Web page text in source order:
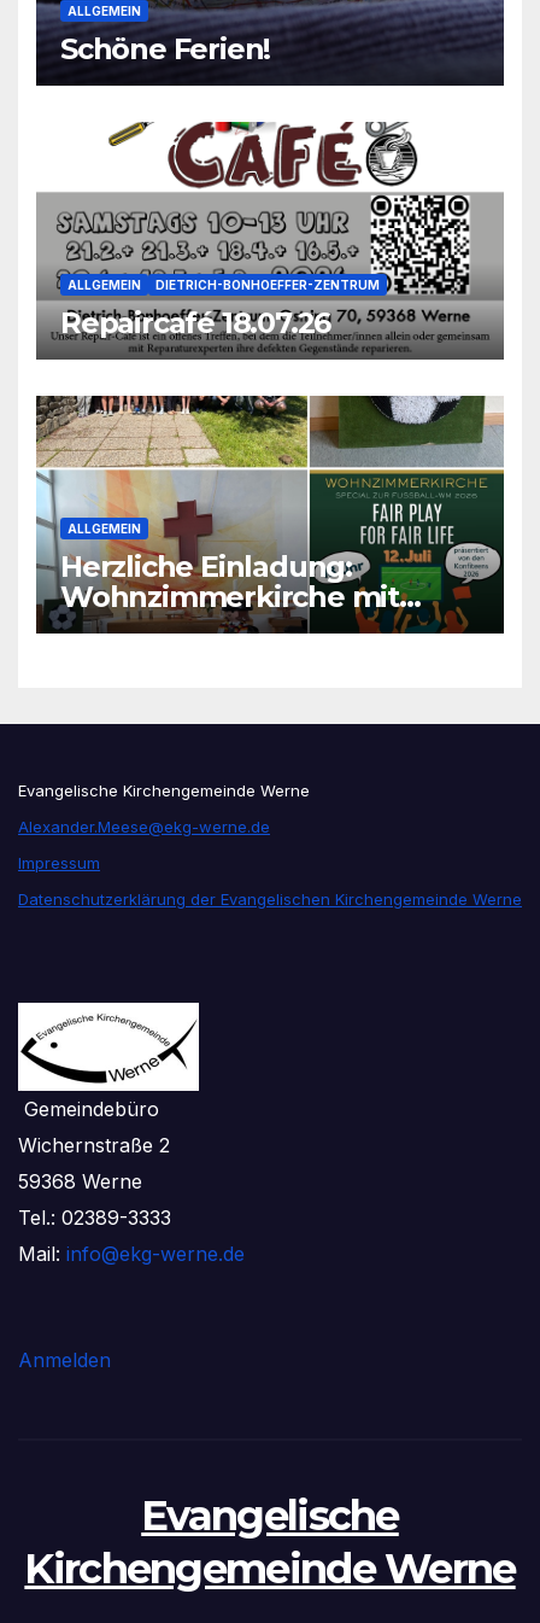
ALLGEMEIN
Schöne Ferien!
ALLGEMEIN DIETRICH-BONHOEFFER-ZENTRUM
Repaircafé 18.07.26
ALLGEMEIN
Herzliche Einladung:
Wohnzimmerkirche mit
unseren Konfis
Evangelische Kirchengemeinde Werne
Alexander.Meese@ekg-werne.de
Impressum
Datenschutzerklärung der Evangelischen Kirchengemeinde Werne
Gemeindebüro
Wichernstraße 2
59368 Werne
Tel.: 02389-3333
Mail: info@ekg-werne.de
Anmelden
Evangelische
Kirchengemeinde Werne